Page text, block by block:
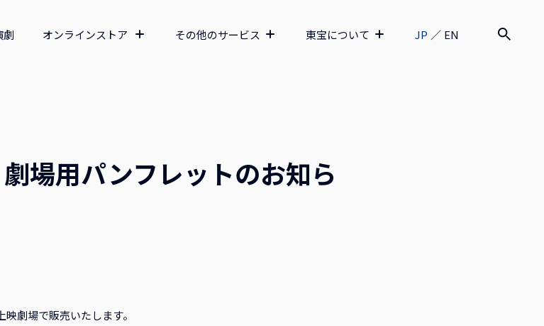
劇 オンラインストア その他のサービス 東宝について JP ／ EN
場用パンフレットのお知ら
劇場で販売いたします。